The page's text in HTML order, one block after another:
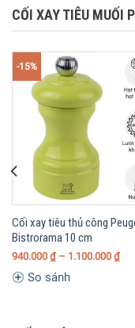
CỐI XAY TIÊU MUỐI
-15%
Cối xay tiêu thủ công
Bistrorama 10 cm
940.000 ₫ – 1.100.000 ₫
So sánh